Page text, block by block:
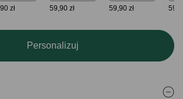
zł 59,90 zł 59,90 zł
Personalizuj